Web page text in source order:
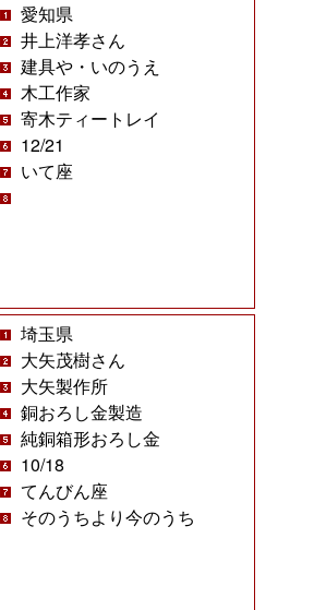
愛知県
井上洋孝さん
建具や・いのうえ
木工作家
寄木ティートレイ
12/21
いて座
埼玉県
大矢茂樹さん
大矢製作所
銅おろし金製造
純銅箱形おろし金
10/18
てんびん座
そのうちより今のうち